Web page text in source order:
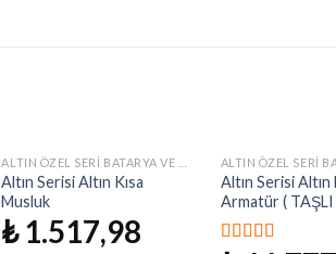
İstek
Listeme
Altın Serisi Altın Kısa
Musluk
₺1.517,98
Altın Serisi Altın
Armatür ( TAŞLI